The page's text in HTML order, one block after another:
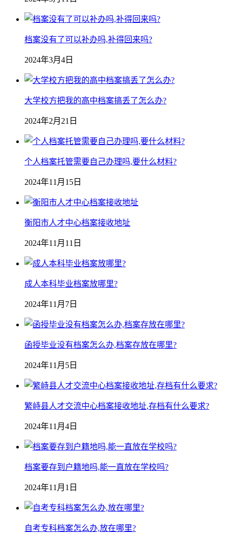
档案没有了可以补办吗,补得回来吗?
2024年3月4日
大学校方把我的高中档案搞丢了怎么办?
2024年2月21日
个人档案托管需要自己办理吗,要什么材料?
2024年11月15日
衡阳市人才中心档案接收地址
2024年11月11日
成人本科毕业档案放哪里?
2024年11月7日
函授毕业没有档案怎么办,档案存放在哪里?
2024年11月5日
繁峙县人才交流中心档案接收地址,存档有什么要求?
2024年11月4日
档案要存到户籍地吗,能一直放在学校吗?
2024年11月1日
自考专科档案怎么办,放在哪里?